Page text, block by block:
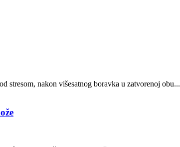
stresom, nakon višesatnog boravka u zatvorenoj obu...